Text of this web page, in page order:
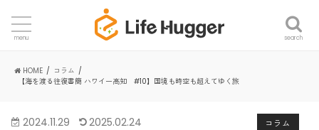
search
menu
HOME
コラム
【海を渡る往復書簡 ハワイー高知 #10】国境も時空も超えてゆく旅
コラム
2024.11.29 2025.02.24